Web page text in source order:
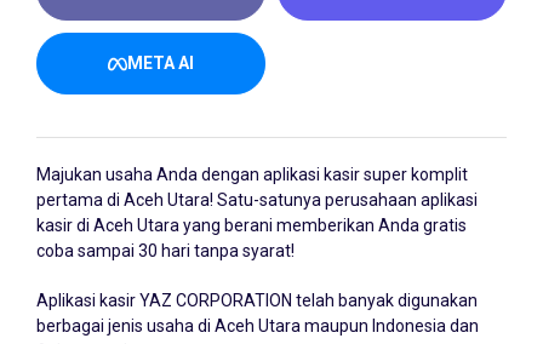
META AI
Majukan usaha Anda dengan aplikasi kasirsuper komplit
pertama di Aceh Utara! Satu-satunya perusahaan aplikasi
kasir di Aceh Utara yang berani memberikan Anda gratis
coba sampai 30 hari tanpa syarat!
Aplikasi kasir YAZ CORPORATION telah banyak digunakan
berbagai jenis usaha di Aceh Utara maupun Indonesia dan